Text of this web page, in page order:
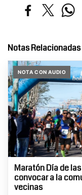
Notas Relacionadas
NOTA CON AUDIO
Maratón Día de
convocar a la
vecinas